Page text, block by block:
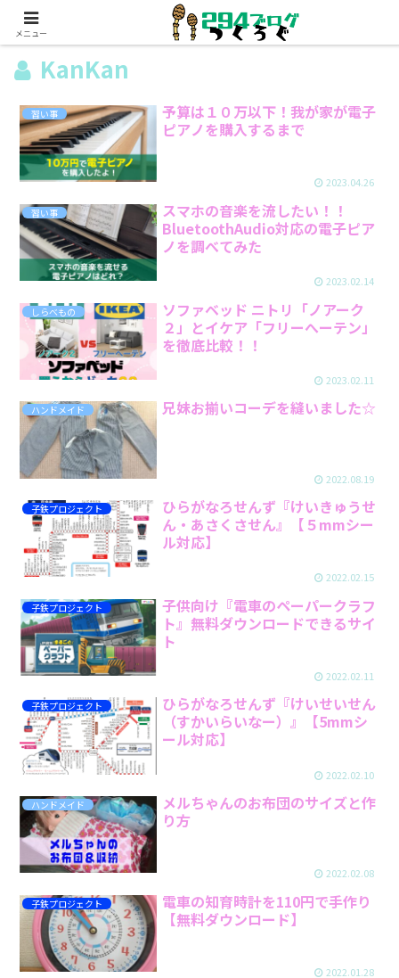
KanKan
習い事
予算は１０万以下！我が家が電子
ピアノを購入するまで
2023.04.26
習い事
スマホの音楽を流したい！！
BluetoothAudio対応の電子ピア
ノを調べてみた
2023.02.14
しらべもの
ソファベッド ニトリ「ノアーク
２」とイケア「フリーへーテン」
を徹底比較！！
2023.02.11
ハンドメイド 兄妹お揃いコーデを縫いました☆
2022.08.19
子鉄プロジェクト
ひらがなろせんず『けいきゅうせ
ん・あさくさせん』【５mmシー
ル対応】
2022.02.15
子鉄プロジェクト
子供向け『電車のペーパークラフ
ト』無料ダウンロードできるサイ
ト
2022.02.11
子鉄プロジェクト
ひらがなろせんず『けいせいせん
（すかいらいなー）』【5mmシ
ール対応】
2022.02.10
ハンドメイド
メルちゃんのお布団のサイズと作
り方
2022.02.08
子鉄プロジェクト
電車の知育時計を110円で手作り
【無料ダウンロード】
2022.01.28
メニュー